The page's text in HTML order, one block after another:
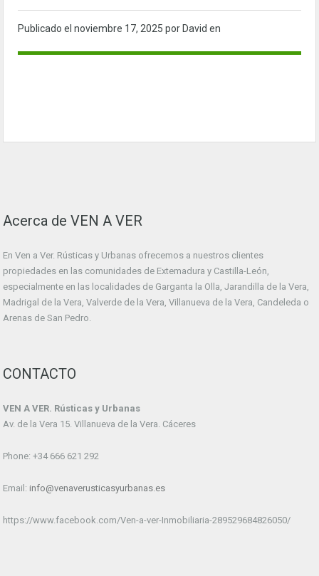
Publicado el noviembre 17, 2025 por David en
Acerca de VEN A VER
En Ven a Ver. Rústicas y Urbanas ofrecemos a nuestros clientes
propiedades en las comunidades de Extemadura y Castilla-León,
especialmente en las localidades de Garganta la Olla, Jarandilla de la Vera,
Madrigal de la Vera, Valverde de la Vera, Villanueva de la Vera, Candeleda o
Arenas de San Pedro.
CONTACTO
VEN A VER. Rústicas y Urbanas
Av. de la Vera 15. Villanueva de la Vera. Cáceres
Phone: +34 666 621 292
Email: info@venaverusticasyurbanas.es
https://www.facebook.com/Ven-a-ver-Inmobiliaria-289529684826050/